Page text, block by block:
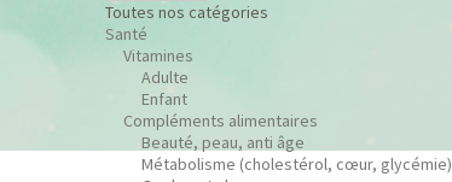
Toutes nos catégories
Santé
Vitamines
Adulte
Enfant
Compléments alimentaires
Beauté, peau, anti âge
Métabolisme (cholestérol, cœur, glycémie)